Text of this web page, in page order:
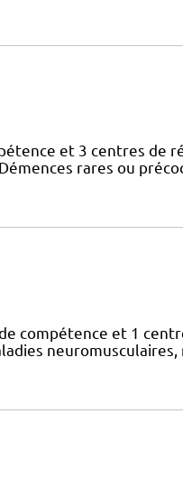
et 3 centres de
rares ou
compétence et 1